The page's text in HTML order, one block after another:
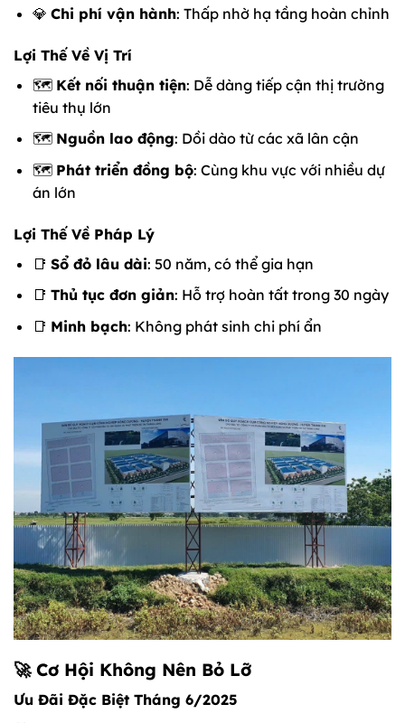
💎 Chi phí vận hành: Thấp nhờ hạ tầng hoàn chỉnh
Lợi Thế Về Vị Trí
🗺️ Kết nối thuận tiện: Dễ dàng tiếp cận thị trường
tiêu thụ lớn
🗺️ Nguồn lao động: Dồi dào từ các xã lân cận
🗺️ Phát triển đồng bộ: Cùng khu vực với nhiều dự
án lớn
Lợi Thế Về Pháp Lý
📑 Sổ đỏ lâu dài: 50 năm, có thể gia hạn
📑 Thủ tục đơn giản: Hỗ trợ hoàn tất trong 30 ngày
📑 Minh bạch: Không phát sinh chi phí ẩn
🚀 Cơ Hội Không Nên Bỏ Lỡ
Ưu Đãi Đặc Biệt Tháng 6/2025